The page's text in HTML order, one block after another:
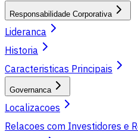
Responsabilidade Corporativa
Lideranca
Historia
Caracteristicas Principais
Governanca
Localizacoes
Relacoes com Investidores e